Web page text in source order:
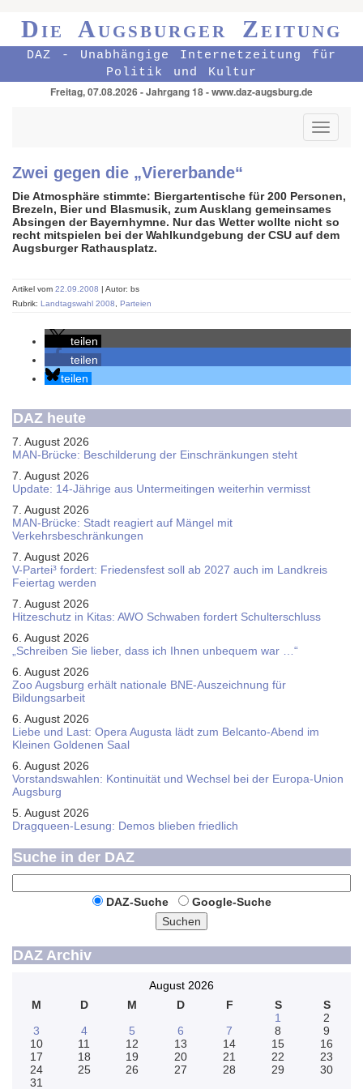
Die Augsburger Zeitung
DAZ - Unabhängige Internetzeitung für
Politik und Kultur
Freitag, 07.08.2026 - Jahrgang 18 - www.daz-augsburg.de
Toggle
Zwei gegen die „Viererbande“
Die Atmosphäre stimmte: Biergartentische für 200 Personen,
Brezeln, Bier und Blasmusik, zum Ausklang gemeinsames
Absingen der Bayernhymne. Nur das Wetter wollte nicht so
recht mitspielen bei der Wahlkundgebung der CSU auf dem
Augsburger Rathausplatz.
Artikel vom 22.09.2008 | Autor: bs
Rubrik: Landtagswahl 2008 Parteien
teilen
teilen
teilen
DAZ heute
7. August 2026
MAN-Brücke: Beschilderung der Einschränkungen steht
7. August 2026
Update: 14-Jährige aus Untermeitingen weiterhin vermisst
7. August 2026
MAN-Brücke: Stadt reagiert auf Mängel mit
Verkehrsbeschränkungen
7. August 2026
V-Partei­³ fordert: Friedens­fest soll ab 2027 auch im Land­kreis
Feier­tag werden
7. August 2026
Hitzeschutz in Kitas: AWO Schwaben fordert Schulterschluss
6. August 2026
„Schreiben Sie lieber, dass ich Ihnen unbequem war …“
6. August 2026
Zoo Augsburg erhält nationale BNE-Auszeichnung für
Bildungsarbeit
6. August 2026
Liebe und Last: Opera Augusta lädt zum Belcanto-Abend im
Kleinen Goldenen Saal
6. August 2026
Vorstandswahlen: Kontinuität und Wechsel bei der Europa-Union
Augsburg
5. August 2026
Dragqueen-Lesung: Demos blieben friedlich
Suche in der DAZ
DAZ-Suche
Google-Suche
Suchen
DAZ Archiv
August 2026
M
D M D F S
S
1
2
3
4 5 6 7 8
9
10
11 12 13 14 15
16
17
18 19 20 21 22
23
24
25 26 27 28 29
30
31